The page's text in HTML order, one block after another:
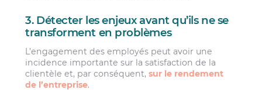
3. Détecter les enjeux avant qu’ils ne se
transforment en problèmes
L’engagement des employés peut avoir une
incidence importante sur la satisfaction de la
clientèle et, par conséquent,sur le rendement
de l’entreprise.